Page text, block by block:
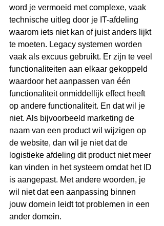
word je vermoeid met complexe, vaak
technische uitleg door je IT-afdeling
waarom iets niet kan of juist anders lijkt
te moeten. Legacy systemen worden
vaak als excuus gebruikt. Er zijn te veel
functionaliteiten aan elkaar gekoppeld
waardoor het aanpassen van één
functionaliteit onmiddellijk effect heeft
op andere functionaliteit. En dat wil je
niet. Als bijvoorbeeld marketing de
naam van een product wil wijzigen op
de website, dan wil je niet dat de
logistieke afdeling dit product niet meer
kan vinden in het systeem omdat het ID
is aangepast. Met andere woorden, je
wil niet dat een aanpassing binnen
jouw domein leidt tot problemen in een
ander domein.